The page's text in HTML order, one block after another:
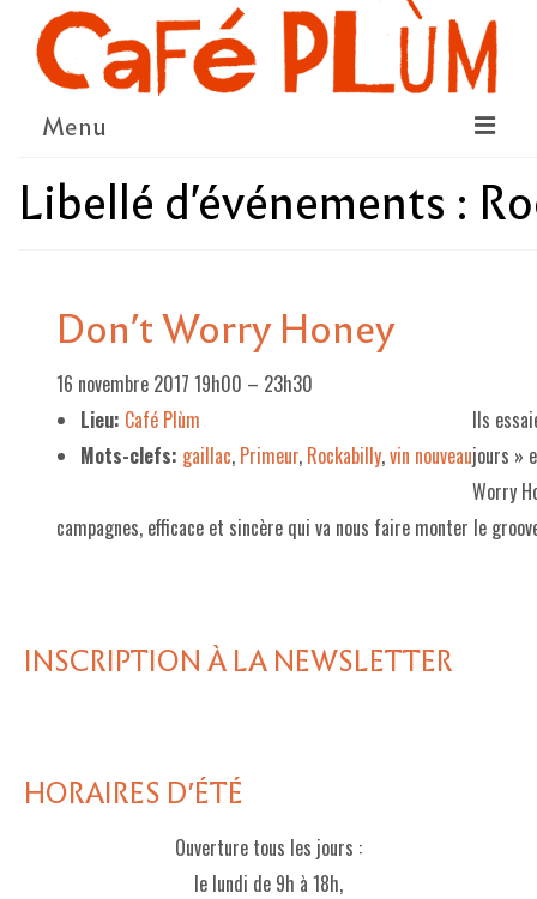
Menu
LE PROJET
NOUS SOUTENIR
LE PROGRAMME
AMI·ES ARTISTES
NOS FOURNISSEUR·EUSE·S
UNE LIBRAIRIE INDÉPENDANTE
Libellé d'événements :
Don’t Worry Honey
16 novembre 2017 19h00 – 23h30
Lieu: Café Plùm
Mots-clefs: gaillac, Primeur, Rockabilly,vin nouveau
Ils
jours »
Worry
campagnes, efficace et sincère qui va nous faire monter le
INSCRIPTION À LA NEWSLETTER
HORAIRES D'ÉTÉ
Ouverture tous les jours :
le lundi de 9h à 18h,